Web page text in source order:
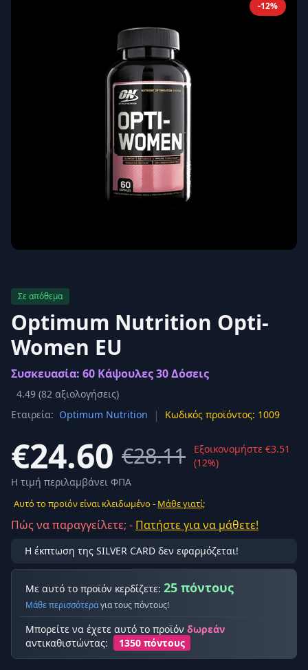
-12%
Σε απόθεμα
Optimum Nutrition Opti-
Women EU
Συσκευασία: 60 Κάψουλες 30 Δόσεις
4.49 (82 αξιολογήσεις)
Εταιρεία: Optimum Nutrition | Κωδικός προϊόντος: 1009
€24.60 €28.11
Εξοικονομήστε €3.51
(12%)
Η τιμή περιλαμβάνει ΦΠΑ
Αυτό το προϊόν είναι κλειδωμένο - Μάθε γιατί;
Πώς να παραγγείλετε; - Πατήστε για να μάθετε!
Η έκπτωση της SILVER CARD δεν εφαρμόζεται!
Με αυτό το προϊόν κερδίζετε: 25 πόντους
Μάθε περισσότεραγια τους πόντους!
Μπορείτε να έχετε αυτό το προϊόν δωρεάν
αντικαθιστώντας:
1350 πόντους
Ξεχάσατε τον κωδικό σας;
Σύνδεση
Δεν έχετε λογαριασμό; Εγγραφείτε εδώ